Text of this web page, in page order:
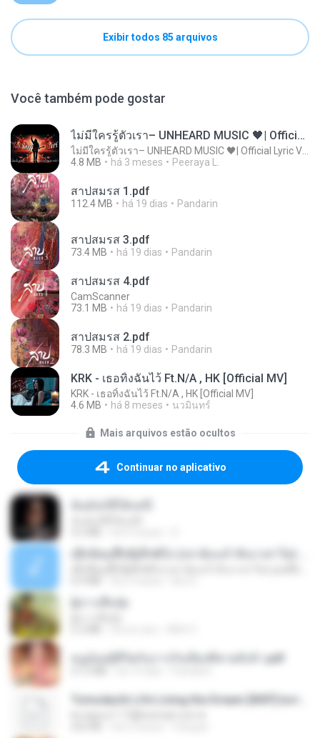
Exibir todos 85 arquivos
Você também pode gostar
ไม่มีใครรู้ตัวเรา– UNHEARD MUSIC 🖤| Official Lyric Video | เพลงสู้ชีวิต
4.8 MB
há 3 meses Peeraya L.
สาปสมรส 1.pdf
112.4 MB há 19 dias Pandarin
สาปสมรส 3.pdf
73.4 MB há 19 dias Pandarin
สาปสมรส 4.pdf
CamScanner
73.1 MB
há 19 dias Pandarin
สาปสมรส 2.pdf
78.3 MB há 19 dias Pandarin
KRK - เธอทิ้งฉันไว้ Ft.N/A , HK [Official MV]
KRK - เธอทิ้งฉันไว้ Ft.N/A , HK [Official MV]
4.6 MB
há 8 meses นวมินทร์
Mais arquivos estão ocultos
Continuar no aplicativo
หนูน้อยสู้ชีวิตกับภารกิจเลี้ยงพี่ชายทั้งห้า.pdf